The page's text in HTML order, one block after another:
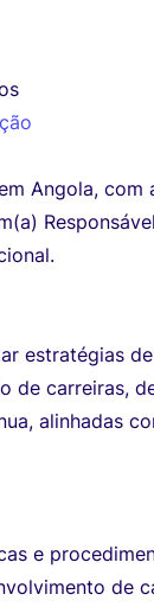
Angola,
estratégias
de carreiras,
alinhadas
e
de